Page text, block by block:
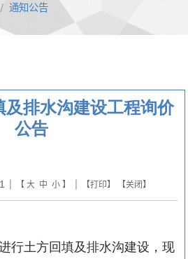
通知公告
及排水沟建设工程询价
公告
| 【 大 中 小】 | 【打印】 【关闭】
土方回填及排水沟建设，现